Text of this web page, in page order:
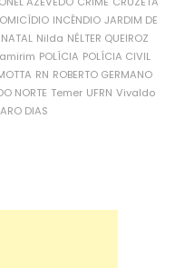
INCÊNDIO JARDIM DE
NATAL Nilda NÉLTER QUEIROZ
POLÍCIA POLÍCIA CIVIL
RN ROBERTO GERMANO
NORTE Temer UFRN Vivaldo
DIAS